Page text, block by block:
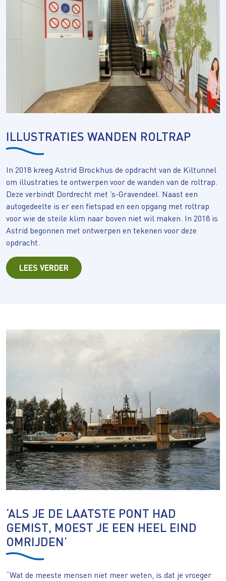
ILLUSTRATIES WANDEN ROLTRAP
In 2018 kreeg Astrid Brockhus de opdracht van de Kiltunnel
om illustraties te ontwerpen voor de wanden van de roltrap.
Deze verbindt Dordrecht met ’s-Gravendeel. Naast een
autogedeelte is er een fietspad en een opgang met roltrap
voor wie de steile klim naar boven niet wil maken. In 2018 is
Astrid begonnen met ontwerpen en tekenen voor deze
opdracht.
LEES VERDER
‘ALS JE DE LAATSTE PONT HAD
GEMIST, MOEST JE EEN HEEL EIND
OMRIJDEN’
“Wat de meeste mensen niet meer weten, is dat je vroeger